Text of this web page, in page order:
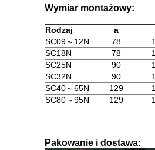
Wymiar montażowy:
Rodzaj a
SC09～12N
78
SC18N
78
SC25N
90
SC32N
90
SC40～65N
129
SC80～95N
129
Pakowanie i dostawa: